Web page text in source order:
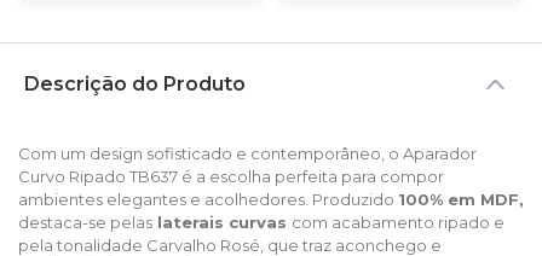
Descrição do Produto
Com um design sofisticado e contemporâneo, o Aparador
Curvo Ripado TB637 é a escolha perfeita para compor
ambientes elegantes e acolhedores. Produzido 100% em MDF,
destaca-se pelas laterais curvas com acabamento ripado e
pela tonalidade Carvalho Rosé, que traz aconchego e